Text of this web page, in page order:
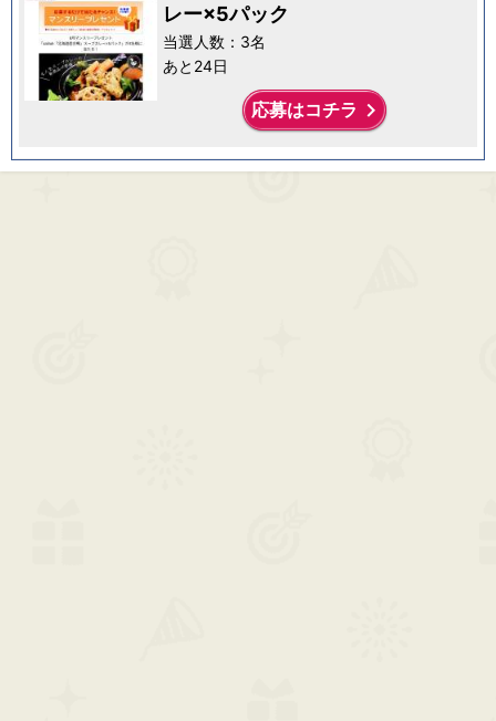
レー×5パック
当選人数：3名
あと24日
応募はコチラ keyboard_arrow_right